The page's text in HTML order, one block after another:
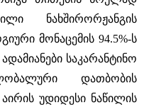
ნახშირორჟანგის
მონაცემის 94.5%-ს
საკარანტინო
დათბობის
უდიდესი ნაწილის